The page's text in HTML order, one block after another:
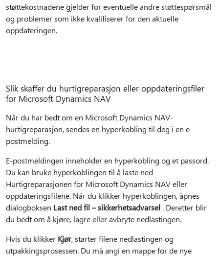
støttekostnadene gjelder for eventuelle andre støttespørsmål
og problemer som ikke kvalifiserer for den aktuelle
oppdateringen.
Slik skaffer du hurtigreparasjon eller oppdateringsfiler
for Microsoft Dynamics NAV
Når du har bedt om en Microsoft Dynamics NAV-
hurtigreparasjon, sendes en hyperkobling til deg i en e-
postmelding.
E-postmeldingen inneholder en hyperkobling og et passord.
Du kan bruke hyperkoblingen til å laste ned
Hurtigreparasjonen for Microsoft Dynamics NAV eller
oppdateringsfilene. Når du klikker hyperkoblingen, åpnes
dialogboksen Last ned fil – sikkerhetsadvarsel . Deretter blir
du bedt om å kjøre, lagre eller avbryte nedlastingen.
Hvis du klikker Kjør, starter filene nedlastingen og
utpakkingsprosessen. Du må angi en mappe for de nye